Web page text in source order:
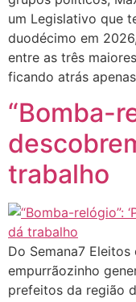
um Legislativo que
duodécimo em
entre as três
ficando atrás
“Bomba-
trabalho
Do Semana7
empurrãozinho
prefeitos da região